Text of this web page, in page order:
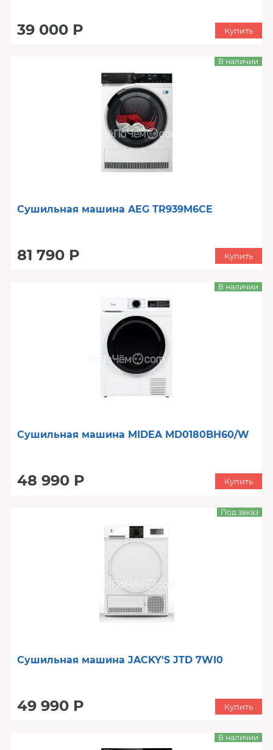
39 000 Р Купить
Сушильная машина AEG TR939M6CE
81 790 Р
В наличии
Купить
Сушильная машина MIDEA MD0180BH60/W
48 990 Р
В наличии
Купить
Сушильная машина JACKY'S JTD 7WI0
49 990 Р
Под заказ
Купить
В наличии